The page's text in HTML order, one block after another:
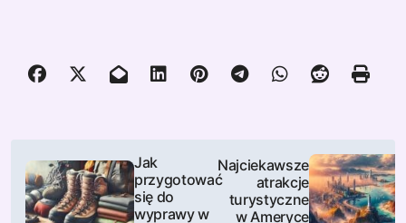
N
Jak
przygotować
się do
wyprawy w
Najciekawsze
atrakcje
turystyczne
w Ameryce